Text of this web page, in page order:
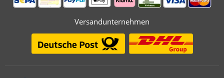
Versandunternehmen